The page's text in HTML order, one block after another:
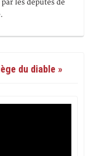
les députés de
du diable »